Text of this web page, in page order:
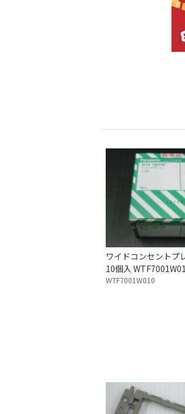
ワイドコンセントプ
10個入
WTF7001W010